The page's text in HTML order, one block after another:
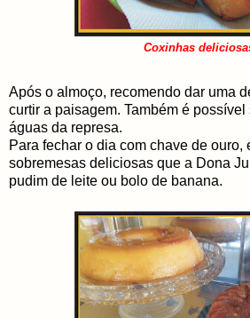
Coxinhas
Após o almoço, recomendo dar uma
curtir a paisagem. Também é possível
águas da represa.
Para fechar o dia com chave de ouro,
sobremesas deliciosas que a Dona
pudim de leite ou bolo de banana.